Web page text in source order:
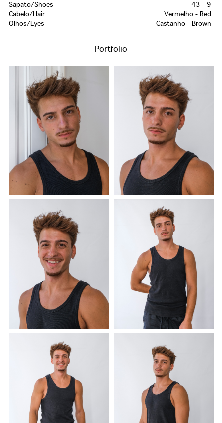
Sapato/Shoes
43 - 9
Cabelo/Hair
Vermelho - Red
Olhos/Eyes
Castanho - Brown
Portfolio